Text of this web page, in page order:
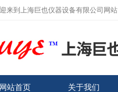
来到 上海巨也仪器设备有限公司网站
网站首页 关于我们